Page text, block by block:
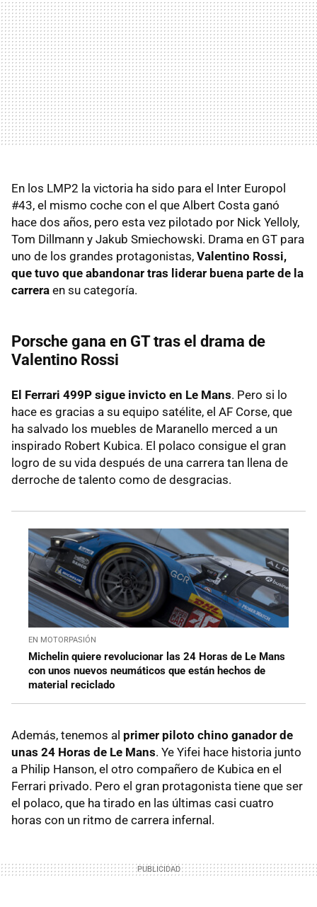
En los LMP2 la victoria ha sido para el Inter Europol
#43, el mismo coche con el que Albert Costa ganó
hace dos años, pero esta vez pilotado por Nick Yelloly,
Tom Dillmann y Jakub Smiechowski. Drama en GT para
uno de los grandes protagonistas, Valentino Rossi,
que tuvo que abandonar tras liderar buena parte de la
carrera en su categoría.
Porsche gana en GT tras el drama de
Valentino Rossi
El Ferrari 499P sigue invicto en Le Mans. Pero si lo
hace es gracias a su equipo satélite, el AF Corse, que
ha salvado los muebles de Maranello merced a un
inspirado Robert Kubica. El polaco consigue el gran
logro de su vida después de una carrera tan llena de
derroche de talento como de desgracias.
EN MOTORPASIÓN
Michelin quiere revolucionar las 24 Horas de Le Mans
con unos nuevos neumáticos que están hechos de
material reciclado
Además, tenemos al primer piloto chino ganador de
unas 24 Horas de Le Mans. Ye Yifei hace historia junto
a Philip Hanson, el otro compañero de Kubica en el
Ferrari privado. Pero el gran protagonista tiene que ser
el polaco, que ha tirado en las últimas casi cuatro
horas con un ritmo de carrera infernal.